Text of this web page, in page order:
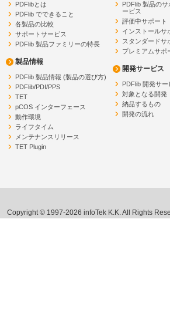
PDFlibとは
PDFlib でできること
各製品の比較
サポートサービス
PDFlib 製品ファミリーの特長
製品情報
PDFlib 製品情報 (製品の選び方)
PDFlib/PDI/PPS
TET
pCOS インターフェース
動作環境
ライフタイム
メンテナンスリリース
TET Plugin
PDFlib 製品の
ービス
評価中サポート
インストールサ
スタンダードサ
プレミアムサポ
開発サービス
PDFlib 開発サー
対象となる開発
納品するもの
開発の流れ
Copyright © 1997-2026 infoTek K.K. All Rights